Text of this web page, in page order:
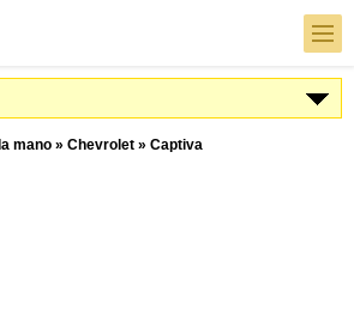
mano » Chevrolet » Captiva